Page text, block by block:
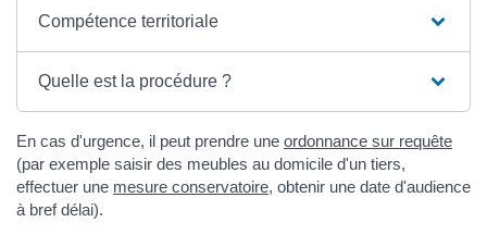
Compétence territoriale
Quelle est la procédure ?
En cas d'urgence, il peut prendre une ordonnance sur requête
(par exemple saisir des meubles au domicile d'un tiers,
effectuer une mesure conservatoire, obtenir une date d'audience
à bref délai).